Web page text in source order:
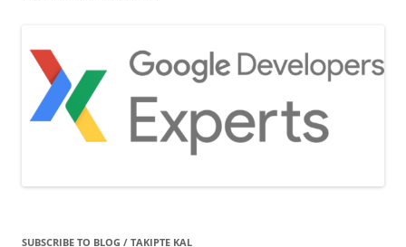
SUBSCRIBE TO BLOG / TAKIPTE KAL